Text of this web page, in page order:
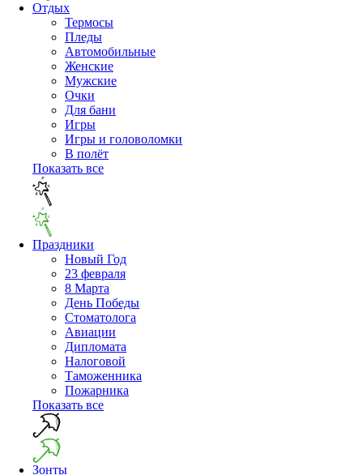
Отдых
Термосы
Пледы
Автомобильные
Женские
Мужские
Очки
Для бани
Игры
Игры и головоломки
В полёт
Показать все
Праздники
Новый Год
23 февраля
8 Марта
День Победы
Cтоматолога
Авиации
Дипломата
Налоговой
Таможенника
Пожарника
Показать все
Зонты